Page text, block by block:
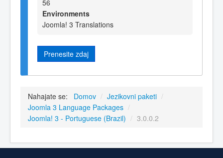
56
Environments
Joomla! 3 Translations
Prenesite zdaj
Nahajate se: Domov / Jezikovni paketi /
Joomla 3 Language Packages /
Joomla! 3 - Portuguese (Brazil) / 3.0.0.2